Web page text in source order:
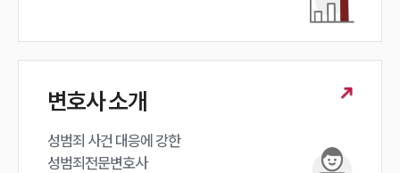
변호사 소개
성범죄 사건 대응에 강한
성범죄전문변호사